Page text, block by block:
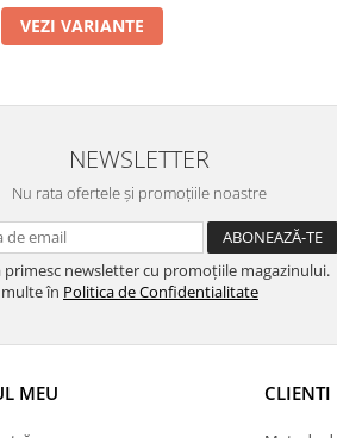
VEZI VARIANTE
NEWSLETTER
Nu rata ofertele și promoțiile noastre
primesc newsletter cu promoțiile magazinului.
în Politica de Confidentialitate
MEU CLIENTI